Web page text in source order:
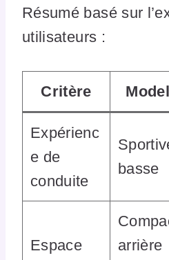
Résumé basé sur
utilisateurs :
Critère
Expérienc
e de
conduite
basse
Espace
arrière